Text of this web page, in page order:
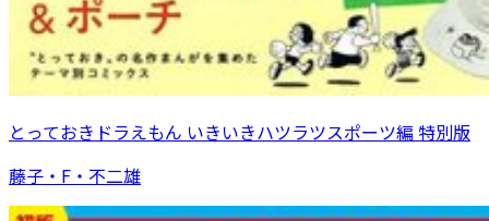
とっておきドラえもん いきいきハツラツスポーツ編 特別版
藤子・F・不二雄